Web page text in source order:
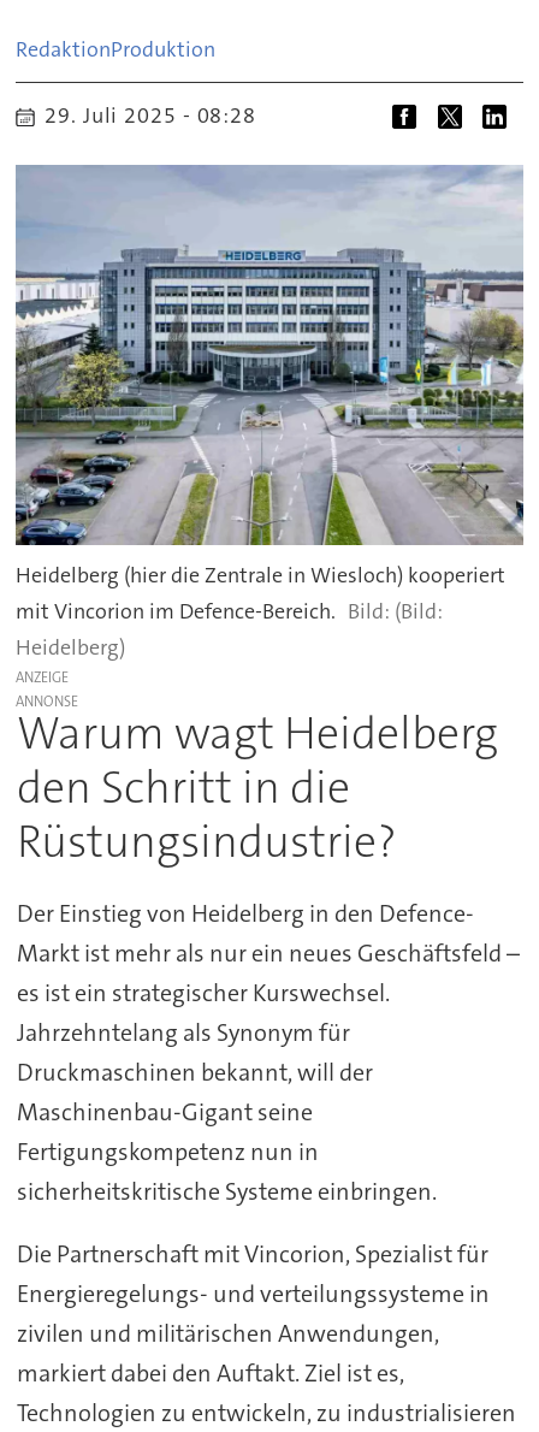
RedaktionProduktion
29. Juli 2025 - 08:28
Heidelberg (hier die Zentrale in Wiesloch) kooperiert
mit Vincorion im Defence-Bereich.
(Bild:
Heidelberg)
ANZEIGE
Warum wagt Heidelberg
den Schritt in die
Rüstungsindustrie?
Der Einstieg von Heidelberg in den Defence-
Markt ist mehr als nur ein neues Geschäftsfeld –
es ist ein strategischer Kurswechsel.
Jahrzehntelang als Synonym für
Druckmaschinen bekannt, will der
Maschinenbau-Gigant seine
Fertigungskompetenz nun in
sicherheitskritische Systeme einbringen.
Die Partnerschaft mit Vincorion, Spezialist für
Energieregelungs- und verteilungssysteme in
zivilen und militärischen Anwendungen,
markiert dabei den Auftakt. Ziel ist es,
Technologien zu entwickeln, zu industrialisieren